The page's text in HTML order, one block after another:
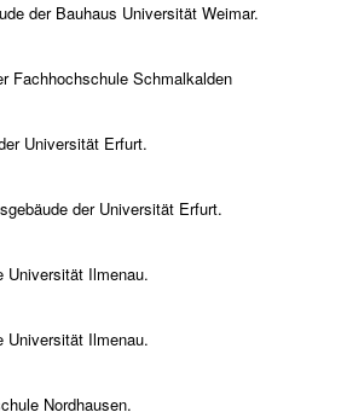
der Bauhaus Universität Weimar.
Fachhochschule Schmalkalden
Universität Erfurt.
der Universität Erfurt.
Universität Ilmenau.
Universität Ilmenau.
Nordhausen.